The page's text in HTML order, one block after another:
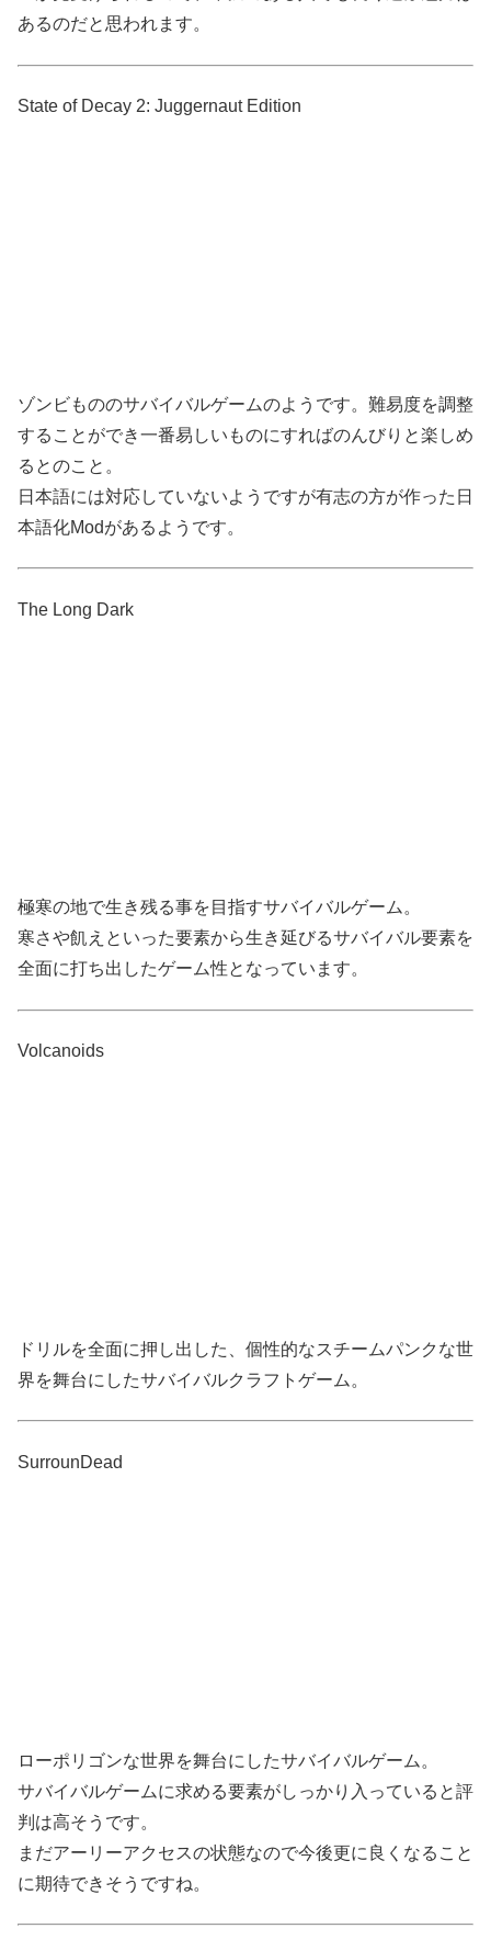
あるのだと思われます。
State of Decay 2: Juggernaut Edition
ゾンビもののサバイバルゲームのようです。難易度を調整
することができ一番易しいものにすればのんびりと楽しめ
るとのこと。
日本語には対応していないようですが有志の方が作った日
本語化Modがあるようです。
The Long Dark
極寒の地で生き残る事を目指すサバイバルゲーム。
寒さや飢えといった要素から生き延びるサバイバル要素を
全面に打ち出したゲーム性となっています。
Volcanoids
ドリルを全面に押し出した、個性的なスチームパンクな世
界を舞台にしたサバイバルクラフトゲーム。
SurrounDead
ローポリゴンな世界を舞台にしたサバイバルゲーム。
サバイバルゲームに求める要素がしっかり入っていると評
判は高そうです。
まだアーリーアクセスの状態なので今後更に良くなること
に期待できそうですね。